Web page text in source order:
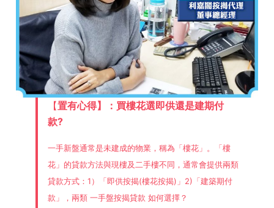
【置有心得】：買樓花選即供還是建期付
款?
一手新盤通常是未建成的物業，稱為「樓花」。「樓
花」的貸款方法與現樓及二手樓不同，通常會提供兩類
貸款方式：1）「即供按揭(樓花按揭)」2)「建築期付
款」，兩類 一手盤按揭貸款 如何選擇？